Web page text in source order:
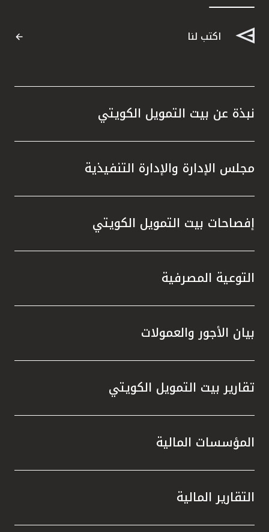
خدمات ما بعد البيع
اتصل بنا
مواقع الفروع وأجهزة الصرف الآلي
ألمانيا
تركيا
مصر
المملكة المتحدة
اكتب لنا
نبذة عن بيت التمويل الكويتي
مجلس الإدارة والإدارة التنفيذية
إفصاحات بيت التمويل الكويتي
التوعية المصرفية
بيان الأجور والعمولات
تقارير بيت التمويل الكويتي
المؤسسات المالية
التقارير المالية